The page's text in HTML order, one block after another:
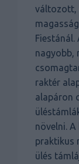
változott,
Fiestánál.
nagyobb,
raktér
alapáron
növelni.
praktikus
ülés